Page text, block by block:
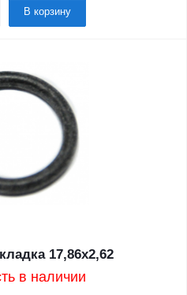
В корзину
17,86х2,62
в наличии